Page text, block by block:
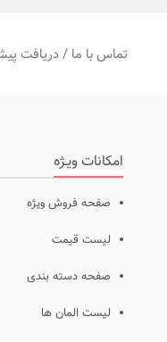
تماس با ما / دریافت
امکانات ویـژه
صفحه فروش ویژه
لیست قیمت
صفحه دسته بندی
لیست المان ها